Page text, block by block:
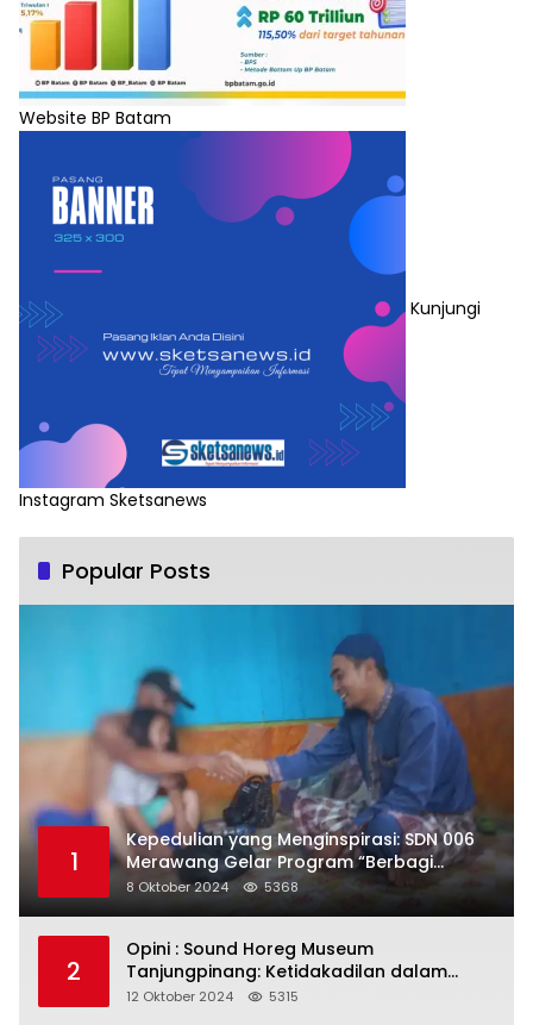
Website BP Batam
Kunjungi
Instagram Sketsanews
Popular Posts
1
Kepedulian yang Menginspirasi: SDN 006
Merawang Gelar Program “Berbagi
Segenggam Beras”
8 Oktober 2024 5368
2
Opini : Sound Horeg Museum
Tanjungpinang: Ketidakadilan dalam
Representasi
12 Oktober 2024 5315